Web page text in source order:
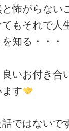
怖がらない
もそれで人
知る・・・
いお付き合
す
ではないで